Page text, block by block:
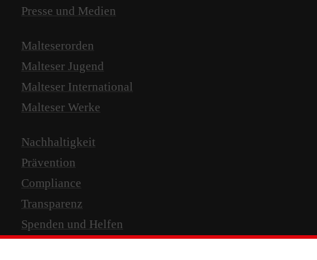
Presse und Medien
Malteserorden
Malteser Jugend
Malteser International
Malteser Werke
Nachhaltigkeit
Prävention
Compliance
Transparenz
Spenden und Helfen